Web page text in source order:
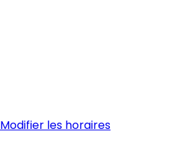
Modifier les horaires